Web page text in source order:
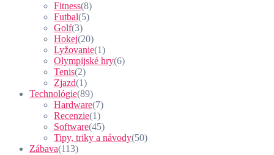
Fitness(8)
Futbal(5)
Golf(3)
Hokej(20)
Lyžovanie(1)
Olympijské hry(6)
Tenis(2)
Zjazd(1)
Technológie(89)
Hardware(7)
Recenzie(1)
Software(45)
Tipy, triky a návody(50)
Zábava(113)